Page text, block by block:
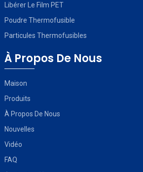
Libérer Le Film PET
Poudre Thermofusible
Particules Thermofusibles
À Propos De Nous
Maison
Produits
À Propos De Nous
Nouvelles
Vidéo
FAQ